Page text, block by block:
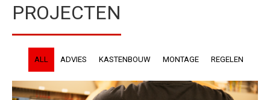
PROJECTEN
ALL ADVIES KASTENBOUW MONTAGE REGELEN